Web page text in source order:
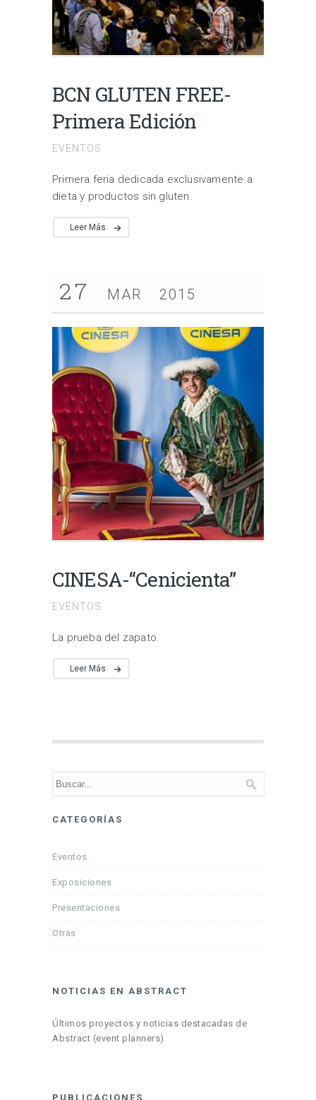
BCN GLUTEN FREE-
Primera Edición
EVENTOS
Primera feria dedicada exclusivamente a
dieta y productos sin gluten.
Leer Más
27 MAR 2015
CINESA-“Cenicienta”
EVENTOS
La prueba del zapato.
Leer Más
CATEGORÍAS
Eventos
Exposiciones
Presentaciones
Otras
NOTICIAS EN ABSTRACT
Últimos proyectos y noticias destacadas de
Abstract (event planners)
PUBLICACIONES